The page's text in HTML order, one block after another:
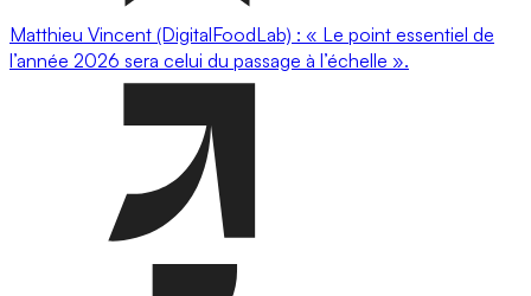
Matthieu Vincent (DigitalFoodLab) : « Le point essentiel de
l’année 2026 sera celui du passage à l’échelle ».